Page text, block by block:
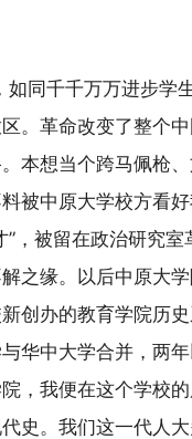
如同千千万万进步学
。革命改变了整个
本想当个跨马佩枪
被中原大学校方看
”，被留在政治研究
之缘。以后中原大
创办的教育学院历
华中大学合并，两
，我便在这个学校
史。我们这一代人